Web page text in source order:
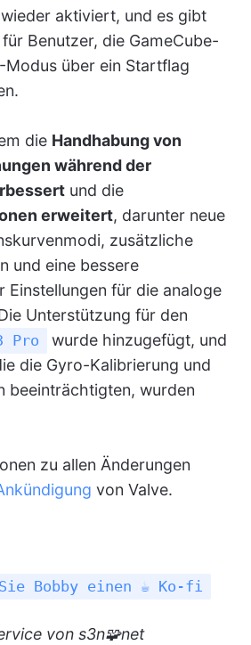
aktiviert, und es gibt
Benutzer, die GameCube-
über ein Startflag
die Handhabung von
während der
und die
erweitert, darunter neue
zusätzliche
und eine bessere
Einstellungen für die analoge
Unterstützung für den
Pro
wurde hinzugefügt, und
die Gyro-Kalibrierung und
beeinträchtigten, wurden
zu allen Änderungen
von Valve.
Bobby einen ☕ Ko-fi
von s3n🧩net